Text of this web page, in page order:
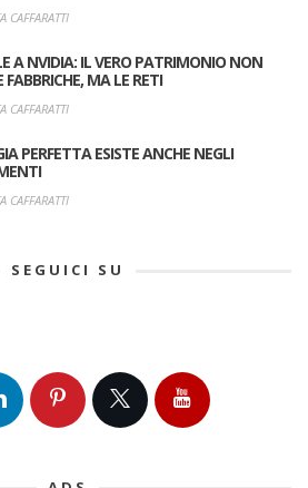
CAFFARATTI
A NVIDIA: IL VERO PATRIMONIO NON
FABBRICHE, MA LE RETI
CAFFARATTI
PERFETTA ESISTE ANCHE NEGLI
CAFFARATTI
SEGUICI SU